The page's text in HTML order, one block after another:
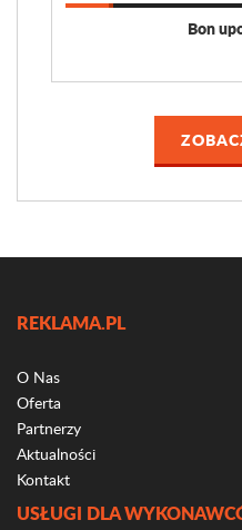
Bon
REKLAMA.PL
O Nas
Oferta
Partnerzy
Aktualności
Kontakt
USŁUGI DLA